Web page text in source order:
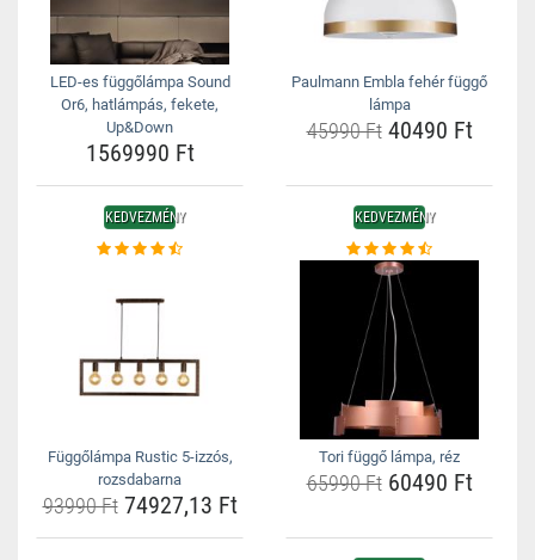
LED-es függőlámpa Sound
Or6, hatlámpás, fekete,
Up&Down
1569990 Ft
Paulmann Embla fehér függő
lámpa
45990 Ft40490 Ft
KEDVEZMÉNY
Függőlámpa Rustic 5-izzós,
rozsdabarna
93990 Ft74927,13 Ft
KEDVEZMÉNY
Tori függő lámpa, réz
65990 Ft60490 Ft